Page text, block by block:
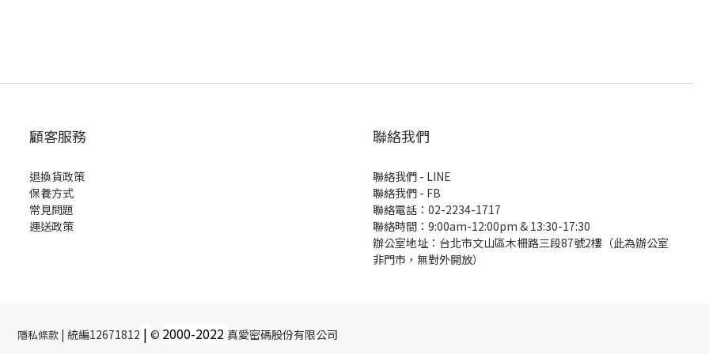
顧客服務
退換貨政策
保養方式
常見問題
運送政策
聯絡我們
聯絡我們 - LINE
聯絡我們 - FB
聯絡電話：02-2234-1717
聯絡時間：9:00am-12:00pm & 13:30-17:30
辦公室地址：台北市文山區木柵路三段87號2樓（此為辦公室
非門市，無對外開放）
隱私條款| 統編12671812 | © 2000-2022 真愛密碼股份有限公司